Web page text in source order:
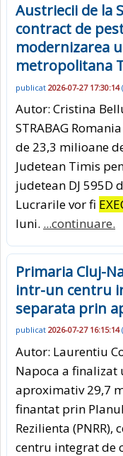
Austriecii de la
contract de
modernizarea
metropolitana
publicat 2026-07-27 17:30:14(
Autor: Cristina
STRABAG
de 23,3 milioane
Judetean Timis
judetean DJ 595D
Lucrarile vor fi
luni. ...continuare.
Primaria Cluj-
intr-un centru
separata prin
publicat 2026-07-27 16:15:14(
Autor: Laurentiu
Napoca a finalizat
aproximativ 29,7
finantat prin
Rezilienta
centru integrat de